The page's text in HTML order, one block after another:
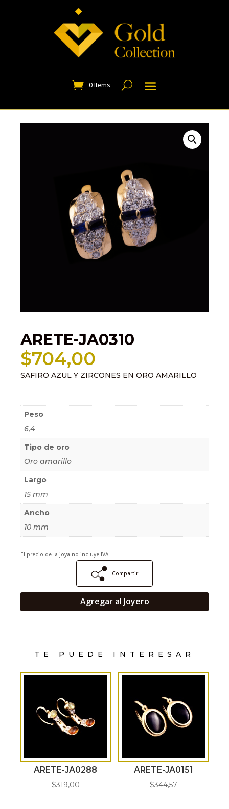
0 Items
ARETE-JA0310
$704,00
SAFIRO AZUL Y ZIRCONES EN ORO AMARILLO
Peso
6,4
Tipo de oro
Oro amarillo
Largo
15 mm
Ancho
10 mm
El precio de la joya no incluye IVA
Compartir
Agregar al Joyero
TE PUEDE INTERESAR
ARETE-JA0288
$319,00
ARETE-JA0151
$344,57